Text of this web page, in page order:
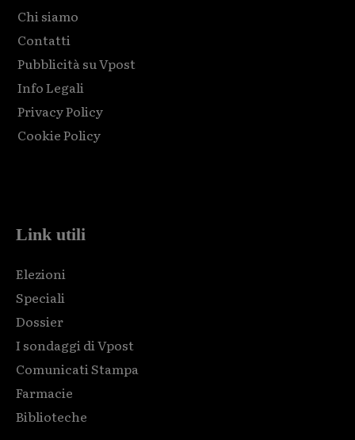
Chi siamo
Contatti
Pubblicità su Vpost
Info Legali
Privacy Policy
Cookie Policy
Link utili
Elezioni
Speciali
Dossier
I sondaggi di Vpost
Comunicati Stampa
Farmacie
Biblioteche